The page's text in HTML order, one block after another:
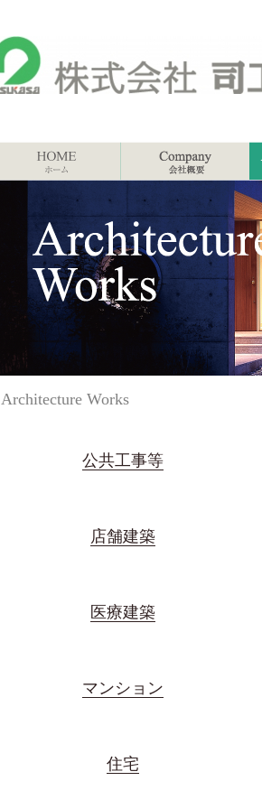
Architecture Works
公共工事等
店舗建築
医療建築
マンション
住宅